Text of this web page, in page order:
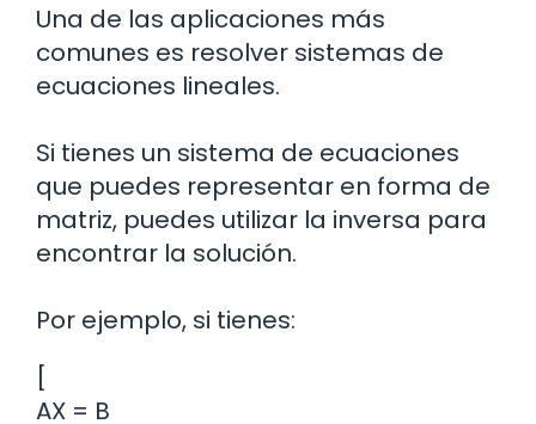
Una de las aplicaciones más
comunes es resolver sistemas de
ecuaciones lineales.
Si tienes un sistema de ecuaciones
que puedes representar en forma de
matriz, puedes utilizar la inversa para
encontrar la solución.
Por ejemplo, si tienes:
[
AX = B